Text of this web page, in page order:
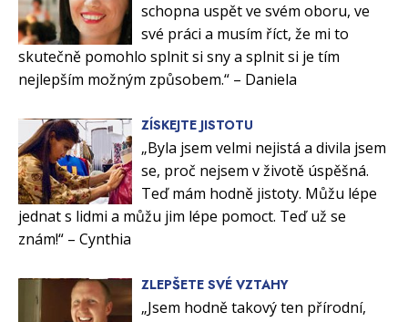
schopna uspět ve svém oboru, ve
své práci a musím říct, že mi to
skutečně pomohlo splnit si sny a splnit si je tím
nejlepším možným způsobem.“ – Daniela
ZÍSKEJTE JISTOTU
„Byla jsem velmi nejistá a divila jsem
se, proč nejsem v životě úspěšná.
Teď mám hodně jistoty. Můžu lépe
jednat s lidmi a můžu jim lépe pomoct. Teď už se
znám!“ – Cynthia
ZLEPŠETE SVÉ VZTAHY
„Jsem hodně takový ten přírodní,